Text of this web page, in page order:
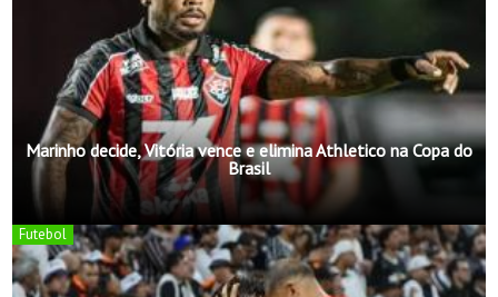
Marinho decide, Vitória vence e elimina Athletico na Copa do
Brasil
Futebol